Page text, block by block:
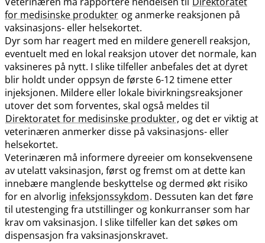
for medisinske produkter og anmerke reaksjonen på
vaksinasjons- eller helsekortet.
Dyr som har reagert med en mildere generell reaksjon,
eventuelt med en lokal reaksjon utover det normale, kan
vaksineres på nytt. I slike tilfeller anbefales det at dyret
blir holdt under oppsyn de første 6-12 timene etter
injeksjonen. Mildere eller lokale bivirkningsreaksjoner
utover det som forventes, skal også meldes til
Direktoratet for medisinske produkter, og det er viktig at
veterinæren anmerker disse på vaksinasjons- eller
helsekortet.
Veterinæren må informere dyreeier om konsekvensene
av utelatt vaksinasjon, først og fremst om at dette kan
innebære manglende beskyttelse og dermed økt risiko
for en alvorlig infeksjonssykdom. Dessuten kan det føre
til utestenging fra utstillinger og konkurranser som har
krav om vaksinasjon. I slike tilfeller kan det søkes om
dispensasjon fra vaksinasjonskravet.